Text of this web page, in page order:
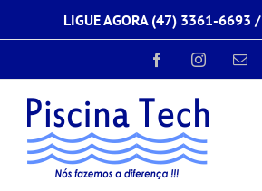
o
LIGUE AGORA (47) 3361-6693 /
FacebookInstagram
E-